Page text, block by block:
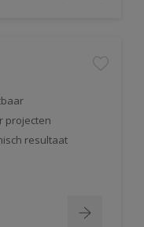
projecten
resultaat